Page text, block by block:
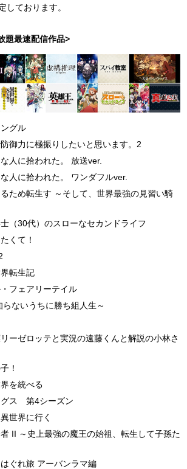
しております。
題最速配信作品>
グル
御力に極振りしたいと思います。2
人に拾われた。 放送ver.
人に拾われた。 ワンダフルver.
ため転生す ～そして、世界最強の見習い騎
（30代）のスローなセカンドライフ
くて！
転生記
フェアリーテイル
ないうちに勝ち組人生～
ーゼロッテと実況の遠藤くんと解説の小林さ
！
を統べる
グス 第4シーズン
世界に行く
II ～史上最強の魔王の始祖、転生して子孫た
ぐれ旅 アーバンラマ編